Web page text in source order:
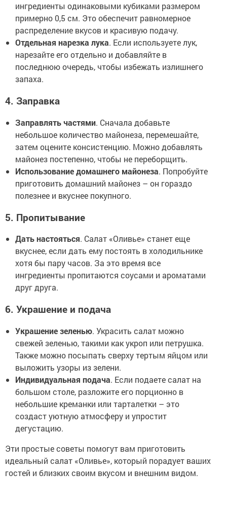
ингредиенты одинаковыми кубиками размером
примерно 0,5 см. Это обеспечит равномерное
распределение вкусов и красивую подачу.
Отдельная нарезка лука. Если используете лук,
нарезайте его отдельно и добавляйте в
последнюю очередь, чтобы избежать излишнего
запаха.
4. Заправка
Заправлять частями. Сначала добавьте
небольшое количество майонеза, перемешайте,
затем оцените консистенцию. Можно добавлять
майонез постепенно, чтобы не переборщить.
Использование домашнего майонеза. Попробуйте
приготовить домашний майонез – он гораздо
полезнее и вкуснее покупного.
5. Пропитывание
Дать настояться. Салат «Оливье» станет еще
вкуснее, если дать ему постоять в холодильнике
хотя бы пару часов. За это время все
ингредиенты пропитаются соусами и ароматами
друг друга.
6. Украшение и подача
Украшение зеленью. Украсить салат можно
свежей зеленью, такими как укроп или петрушка.
Также можно посыпать сверху тертым яйцом или
выложить узоры из зелени.
Индивидуальная подача. Если подаете салат на
большом столе, разложите его порционно в
небольшие креманки или тарталетки – это
создаст уютную атмосферу и упростит
дегустацию.
Эти простые советы помогут вам приготовить
идеальный салат «Оливье», который порадует ваших
гостей и близких своим вкусом и внешним видом.